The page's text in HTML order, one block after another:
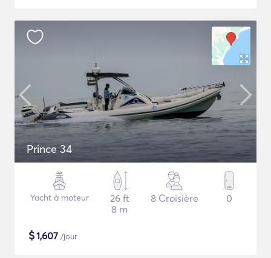
Prince 34
Yacht à moteur
26 ft
8 m
8 Croisière 0
$1,607 /jour